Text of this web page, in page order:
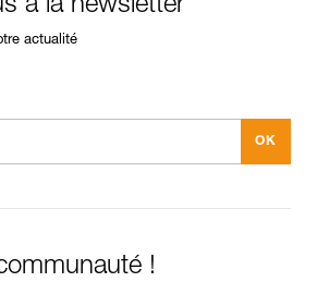
à la newsletter
actualité
!